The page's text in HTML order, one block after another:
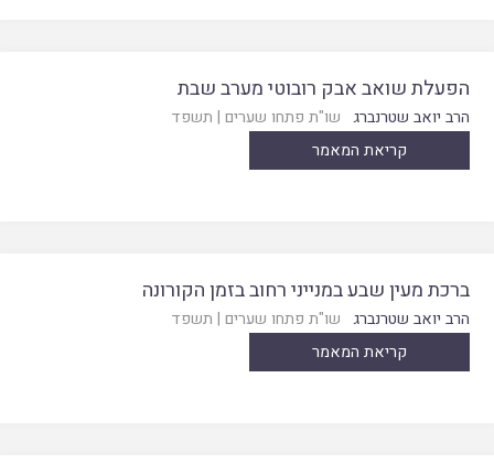
הפעלת שואב אבק רובוטי מערב שבת
הרב יואב שטרנברג שו"ת פתחו שערים | תשפד
קריאת המאמר
ברכת מעין שבע במנייני רחוב בזמן הקורונה
הרב יואב שטרנברג שו"ת פתחו שערים | תשפד
קריאת המאמר